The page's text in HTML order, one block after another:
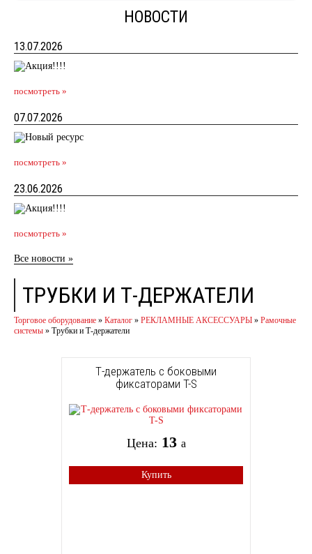
НОВОСТИ
13.07.2026
посмотреть »
07.07.2026
посмотреть »
23.06.2026
посмотреть »
Все новости »
ТРУБКИ И Т-ДЕРЖАТЕЛИ
Торговое оборудование » Каталог » РЕКЛАМНЫЕ АКСЕССУАРЫ » Рамочные
системы » Трубки и Т-держатели
Т-держатель с боковыми
фиксаторами T-S
Цена: 13 a
Купить